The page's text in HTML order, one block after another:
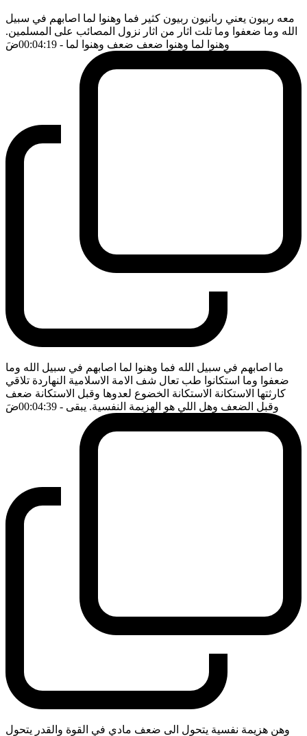
معه ربيون يعني ربانيون ربيون كثير فما وهنوا لما اصابهم في سبيل
الله وما ضعفوا وما تلت اثار من اثار نزول المصائب على المسلمين.
وهنوا لما وهنوا ضعف ضعف وهنوا لما - 00:04:19 ضَ
ما اصابهم في سبيل الله فما وهنوا لما اصابهم في سبيل الله وما
ضعفوا وما استكانوا طب تعال شف الامة الاسلامية النهاردة تلاقي
كارثتها الاستكانة الاستكانة الخضوع لعدوها وقبل الاستكانة ضعف
وقبل الضعف وهل اللي هو الهزيمة النفسية. يبقى - 00:04:39 ضَ
وهن هزيمة نفسية يتحول الى ضعف مادي في القوة والقدر يتحول